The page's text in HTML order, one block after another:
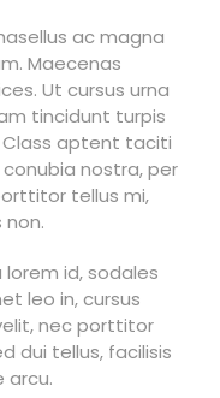
ac magna
Maecenas
Ut cursus urna
tincidunt turpis
aptent taciti
nostra, per
tellus mi,
id, sodales
leo in, cursus
nec porttitor
dui tellus, facilisis
arcu.